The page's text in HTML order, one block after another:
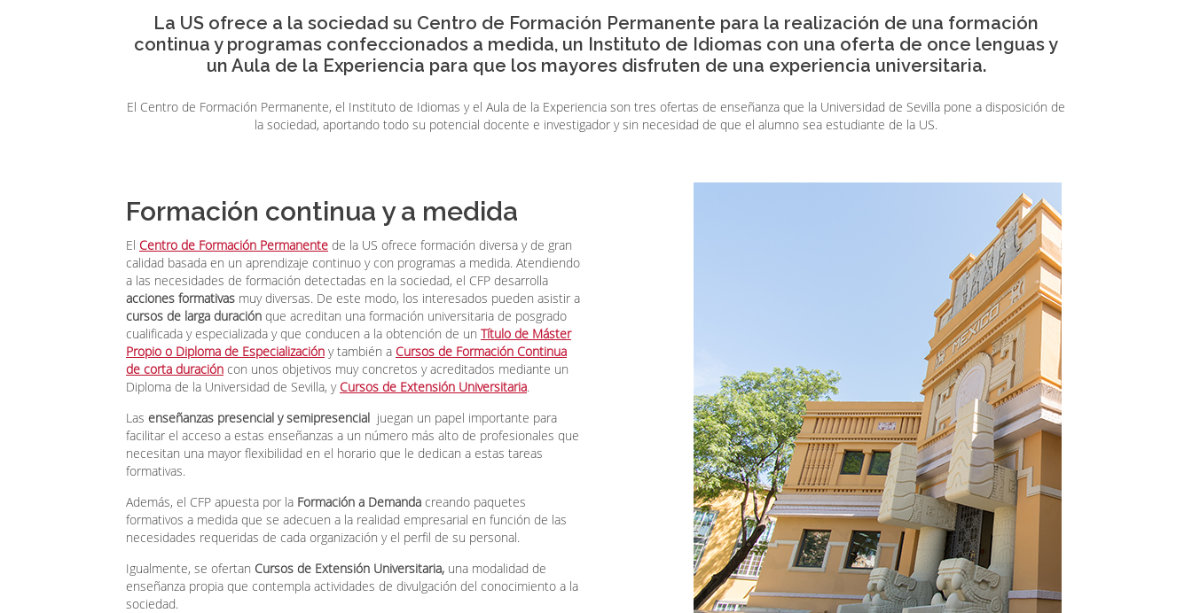
ayuda
La US ofrece a la sociedad su Centro de Formación Permanente para la realización de una formación
continua y programas confeccionados a medida, un Instituto de Idiomas con una oferta de once lenguas y
un Aula de la Experiencia para que los mayores disfruten de una experiencia universitaria.
El Centro de Formación Permanente, el Instituto de Idiomas y el Aula de la Experiencia son tres ofertas de enseñanza que la Universidad de Sevilla pone a disposición de
la sociedad, aportando todo su potencial docente e investigador y sin necesidad de que el alumno sea estudiante de la US.
Formación continua y a medida
El Centro de Formación Permanente de la US ofrece formación diversa y de gran
calidad basada en un aprendizaje continuo y con programas a medida. Atendiendo
a las necesidades de formación detectadas en la sociedad, el CFP desarrolla
acciones formativas muy diversas. De este modo, los interesados pueden asistir a
cursos de larga duración que acreditan una formación universitaria de posgrado
cualificada y especializada y que conducen a la obtención de un Título de Máster
Propio o Diploma de Especialización y también a Cursos de Formación Continua
de corta duración con unos objetivos muy concretos y acreditados mediante un
Diploma de la Universidad de Sevilla, y Cursos de Extensión Universitaria.
Las enseñanzas presencial y semipresencial juegan un papel importante para
facilitar el acceso a estas enseñanzas a un número más alto de profesionales que
necesitan una mayor flexibilidad en el horario que le dedican a estas tareas
formativas.
Además, el CFP apuesta por la Formación a Demanda creando paquetes
formativos a medida que se adecuen a la realidad empresarial en función de las
necesidades requeridas de cada organización y el perfil de su personal.
Igualmente, se ofertan Cursos de Extensión Universitaria, una modalidad de
enseñanza propia que contempla actividades de divulgación del conocimiento a la
sociedad.